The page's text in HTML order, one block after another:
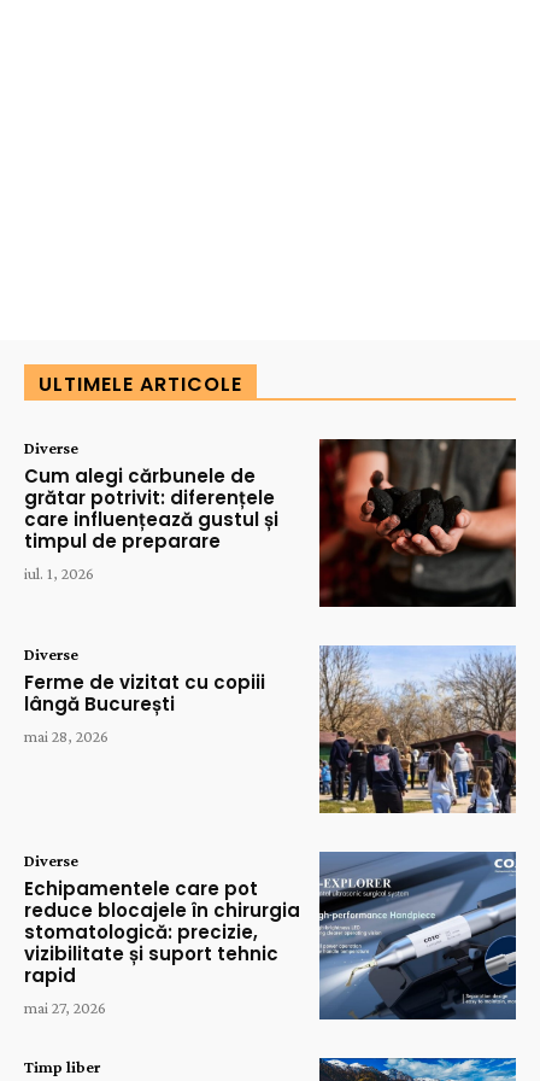
ULTIMELE ARTICOLE
Diverse
Cum alegi cărbunele de
grătar potrivit: diferențele
care influențează gustul și
timpul de preparare
iul. 1, 2026
Diverse
Ferme de vizitat cu copiii
lângă București
mai 28, 2026
Diverse
Echipamentele care pot
reduce blocajele în chirurgia
stomatologică: precizie,
vizibilitate și suport tehnic
rapid
mai 27, 2026
Timp liber